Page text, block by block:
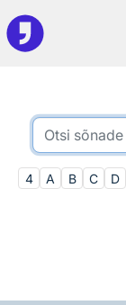
Otsingu juurde
4 A B C D